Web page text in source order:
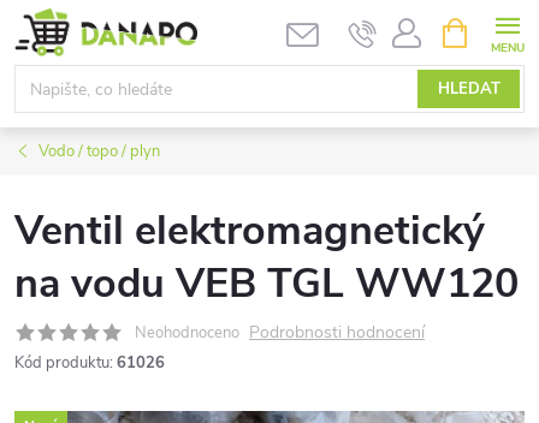
Přejít
na
obsah
HLEDAT
NÁKUPNÍ
KOŠÍK
Vodo / topo / plyn
Ventil elektromagnetický
na vodu VEB TGL WW120
Neohodnoceno Podrobnosti hodnocení
Kód produktu: 61026